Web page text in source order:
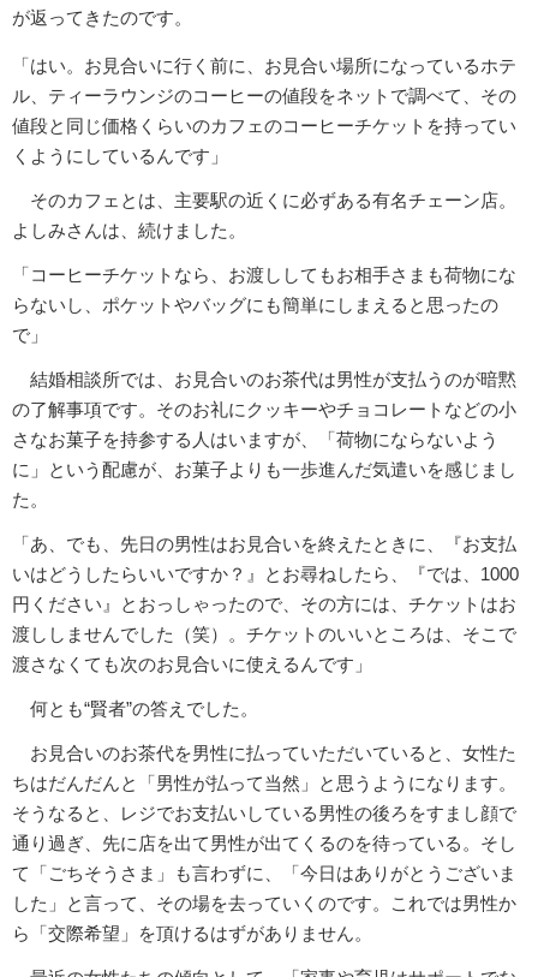
が返ってきたのです。
「はい。お見合いに行く前に、お見合い場所になっているホテ
ル、ティーラウンジのコーヒーの値段をネットで調べて、その
値段と同じ価格くらいのカフェのコーヒーチケットを持ってい
くようにしているんです」
そのカフェとは、主要駅の近くに必ずある有名チェーン店。
よしみさんは、続けました。
「コーヒーチケットなら、お渡ししてもお相手さまも荷物にな
らないし、ポケットやバッグにも簡単にしまえると思ったの
で」
結婚相談所では、お見合いのお茶代は男性が支払うのが暗黙
の了解事項です。そのお礼にクッキーやチョコレートなどの小
さなお菓子を持参する人はいますが、「荷物にならないよう
に」という配慮が、お菓子よりも一歩進んだ気遣いを感じまし
た。
「あ、でも、先日の男性はお見合いを終えたときに、『お支払
いはどうしたらいいですか？』とお尋ねしたら、『では、1000
円ください』とおっしゃったので、その方には、チケットはお
渡ししませんでした（笑）。チケットのいいところは、そこで
渡さなくても次のお見合いに使えるんです」
何とも“賢者”の答えでした。
お見合いのお茶代を男性に払っていただいていると、女性た
ちはだんだんと「男性が払って当然」と思うようになります。
そうなると、レジでお支払いしている男性の後ろをすまし顔で
通り過ぎ、先に店を出て男性が出てくるのを待っている。そし
て「ごちそうさま」も言わずに、「今日はありがとうございま
した」と言って、その場を去っていくのです。これでは男性か
ら「交際希望」を頂けるはずがありません。